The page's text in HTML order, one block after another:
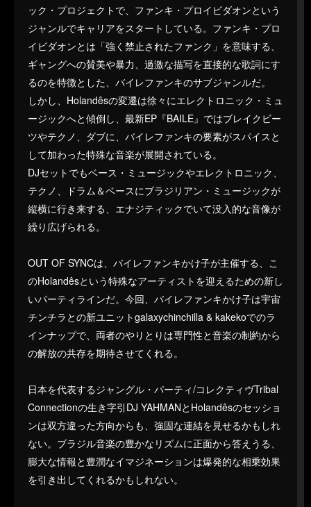
ック・プロジェクトで、ファンキ・プロイビダオンという
ジャンルでキャリアをスタートしている。ファンキ・プロ
イビダオンとは「強く禁止されたファンク」を意味する、
ギャングへの賛美や暴力、過激な描写を直接的な歌詞にす
るのを特徴とした、バイレファンキのサブジャンルだ。
しかし、Holandêsの変遷は徐々にエレクトロニック・ミュ
ージックへと傾倒し、最新EP『BAILE』ではブレイクビー
ツやテクノ、ダブに、バイレファンキの要素がスパイスと
して加わった特殊な音楽が展開されている。
DJセットでもベース・ミュージックやエレクトロニック、
テクノ、ドラム＆ベースにブラジリアン・ミュージックが
縦横に行き来する、エナジティックでいて没入的な音像が
繰り広げられる。
OUT OF SYNCは、バイレファンキかけ子が主催する、こ
のHolandêsという特殊なアーティストを迎えるための新し
いパーティラインだ。今回、バイレファンキかけ子は宇宙
チンチラとの新ユニットgalaxychinchilla & kakekoでのラ
インナップで、両者のやりとりは専門性と音楽の制約から
の解放の共存を期待させてくれる。
日本を代表するジャングル・パーティ/コレクティヴTribal
Connectionの生き字引DJ YAHMANとHolandêsのセッショ
ンは双方違った方向からも、強固な連結を見せるかもしれ
ない。ブラジル音楽の豊かなリズムに正面から答えうる、
膨大な情報と豊潤なイマジネーションは爆発的な相乗効果
を引き出してくれるかもしれない。